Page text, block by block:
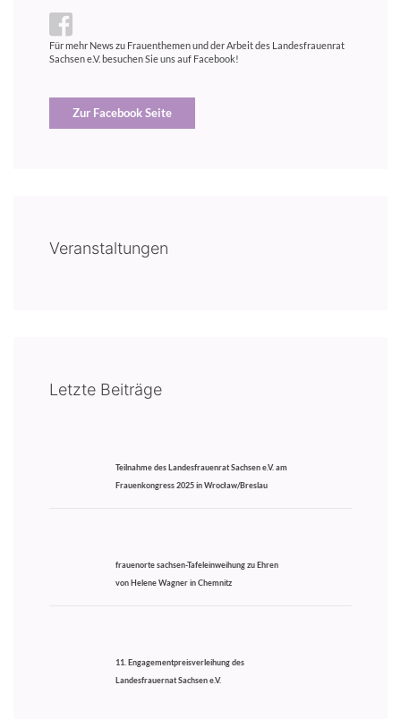
Für mehr News zu Frauenthemen und der Arbeit des Landesfrauenrat
Sachsen e.V. besuchen Sie uns auf Facebook!
Zur Facebook Seite
Veranstaltungen
Letzte Beiträge
Teilnahme des Landesfrauenrat Sachsen e.V. am
Frauenkongress 2025 in Wrocław/Breslau
frauenorte sachsen-Tafeleinweihung zu Ehren
von Helene Wagner in Chemnitz
11. Engagementpreisverleihung des
Landesfrauernat Sachsen e.V.